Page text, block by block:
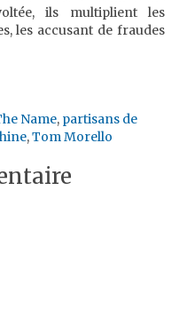
ils multiplient les
les accusant de fraudes
Name, partisans de
,Tom Morello